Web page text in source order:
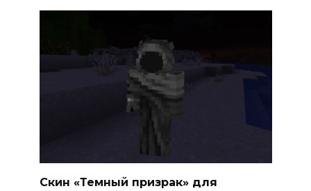
Скин «Темный призрак» для